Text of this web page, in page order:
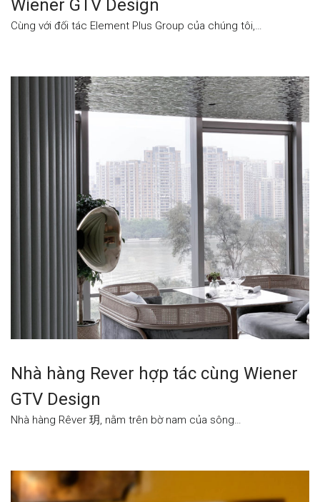
Wiener GTV Design
Cùng với đối tác Element Plus Group của chúng tôi,…
Nhà hàng Rever hợp tác cùng Wiener
GTV Design
Nhà hàng Rêver 玥, nằm trên bờ nam của sông…